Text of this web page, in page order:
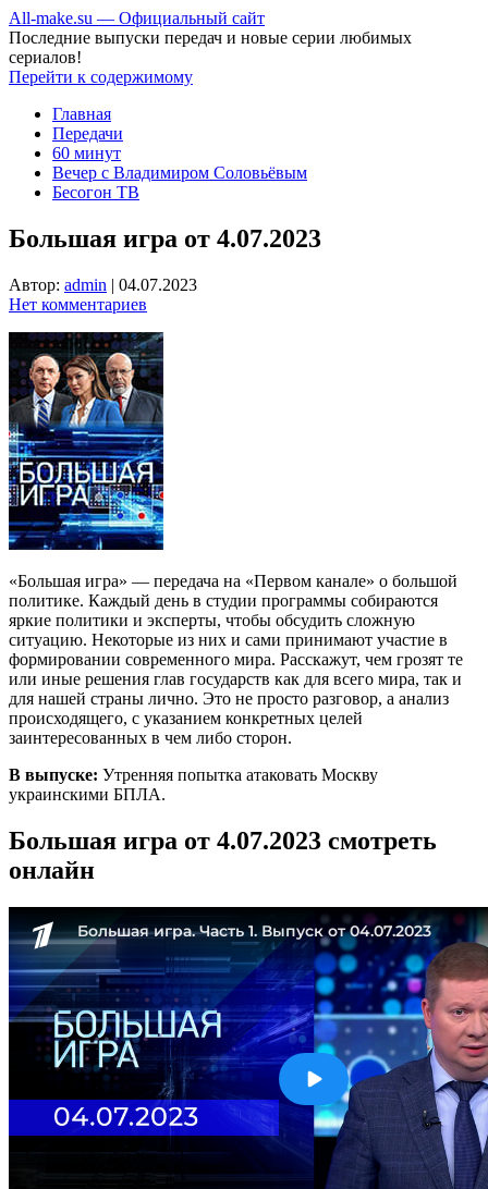
All-make.su — Официальный сайт
Последние выпуски передач и новые серии любимых
сериалов!
Перейти к содержимому
Главная
Передачи
60 минут
Вечер с Владимиром Соловьёвым
Бесогон ТВ
Большая игра от 4.07.2023
Автор: admin | 04.07.2023
Нет комментариев
«Большая игра» — передача на «Первом канале» о большой
политике. Каждый день в студии программы собираются
яркие политики и эксперты, чтобы обсудить сложную
ситуацию. Некоторые из них и сами принимают участие в
формировании современного мира. Расскажут, чем грозят те
или иные решения глав государств как для всего мира, так и
для нашей страны лично. Это не просто разговор, а анализ
происходящего, с указанием конкретных целей
заинтересованных в чем либо сторон.
В выпуске: Утренняя попытка атаковать Москву
украинскими БПЛА.
Большая игра от 4.07.2023 смотреть
онлайн